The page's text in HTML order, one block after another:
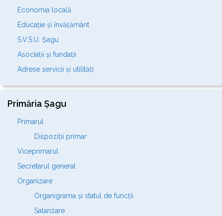
Economia locală
Educație și învățământ
S.V.S.U. Șagu
Asociații și fundații
Adrese servicii și utilități
Primăria Șagu
Primarul
Dispoziții primar
Viceprimarul
Secretarul general
Organizare
Organigrama și statul de funcții
Salarizare